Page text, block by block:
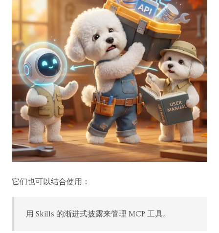
它们也可以结合使用：
用 Skills 的渐进式披露来管理 MCP 工具。